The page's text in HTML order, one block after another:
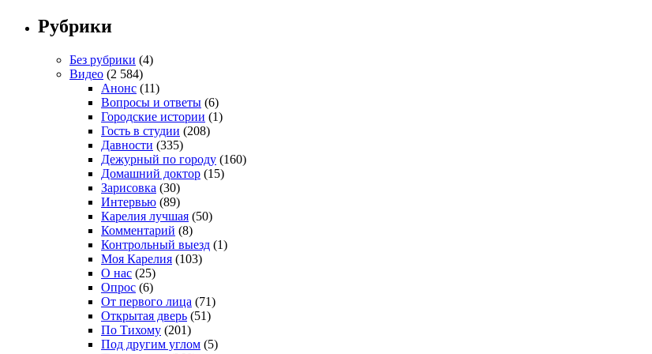
Рубрики
Без рубрики (4)
Видео (2 584)
Анонс (11)
Вопросы и ответы (6)
Городские истории (1)
Гость в студии (208)
Давности (335)
Дежурный по городу (160)
Домашний доктор (15)
Зарисовка (30)
Интервью (89)
Карелия лучшая (50)
Комментарий (8)
Контрольный выезд (1)
Моя Карелия (103)
О нас (25)
Опрос (6)
От первого лица (71)
Открытая дверь (51)
По Тихому (201)
Под другим углом (5)